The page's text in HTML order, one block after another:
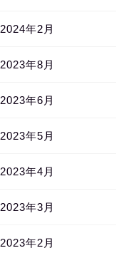
2024年2月
2023年8月
2023年6月
2023年5月
2023年4月
2023年3月
2023年2月